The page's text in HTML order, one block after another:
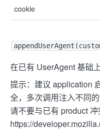
cookie
在已有 UserAgent 基础
提示：建议 application
全，多次调用注入不同
请不要与已有 product
https://